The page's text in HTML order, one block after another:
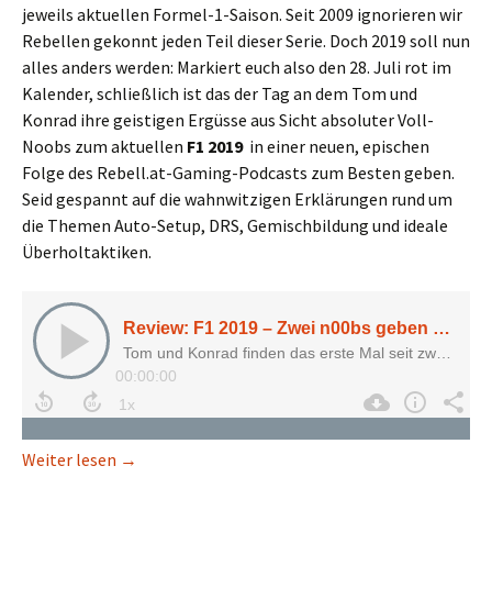
jeweils aktuellen Formel-1-Saison. Seit 2009 ignorieren wir
Rebellen gekonnt jeden Teil dieser Serie. Doch 2019 soll nun
alles anders werden: Markiert euch also den 28. Juli rot im
Kalender, schließlich ist das der Tag an dem Tom und
Konrad ihre geistigen Ergüsse aus Sicht absoluter Voll-
Noobs zum aktuellen F1 2019in einer neuen, epischen
Folge des Rebell.at-Gaming-Podcasts zum Besten geben.
Seid gespannt auf die wahnwitzigen Erklärungen rund um
die Themen Auto-Setup, DRS, Gemischbildung und ideale
Überholtaktiken.
Weiter lesen Review: F1 2019 – Zwei n00bs geben Vollgas!
→